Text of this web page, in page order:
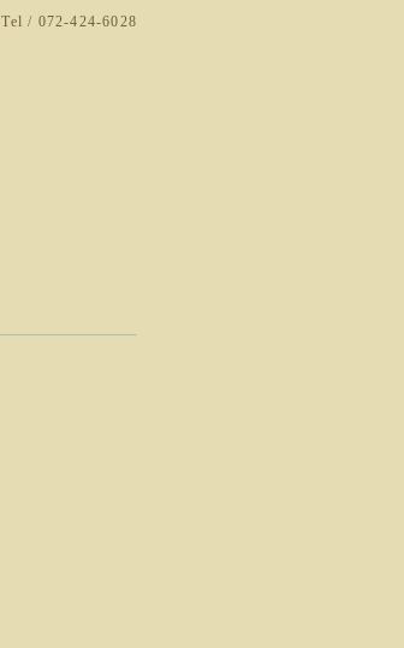
Tel / 072-424-6028